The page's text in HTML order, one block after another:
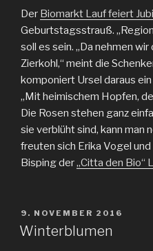
Der Biomarkt Lauf feiert
Geburtstagsstrauß.
soll es sein. „Da nehmen
Zierkohl,“ meint die
komponiert Ursel daraus
„Mit heimischem Hopfen,
Die Rosen stehen ganz
sie verblüht sind, kann man
freuten sich Erika Vogel
Bisping der„Citta den Bio“
VERÖFFENTLICHT
AM
9. NOVEMBER 2016
Winterblumen